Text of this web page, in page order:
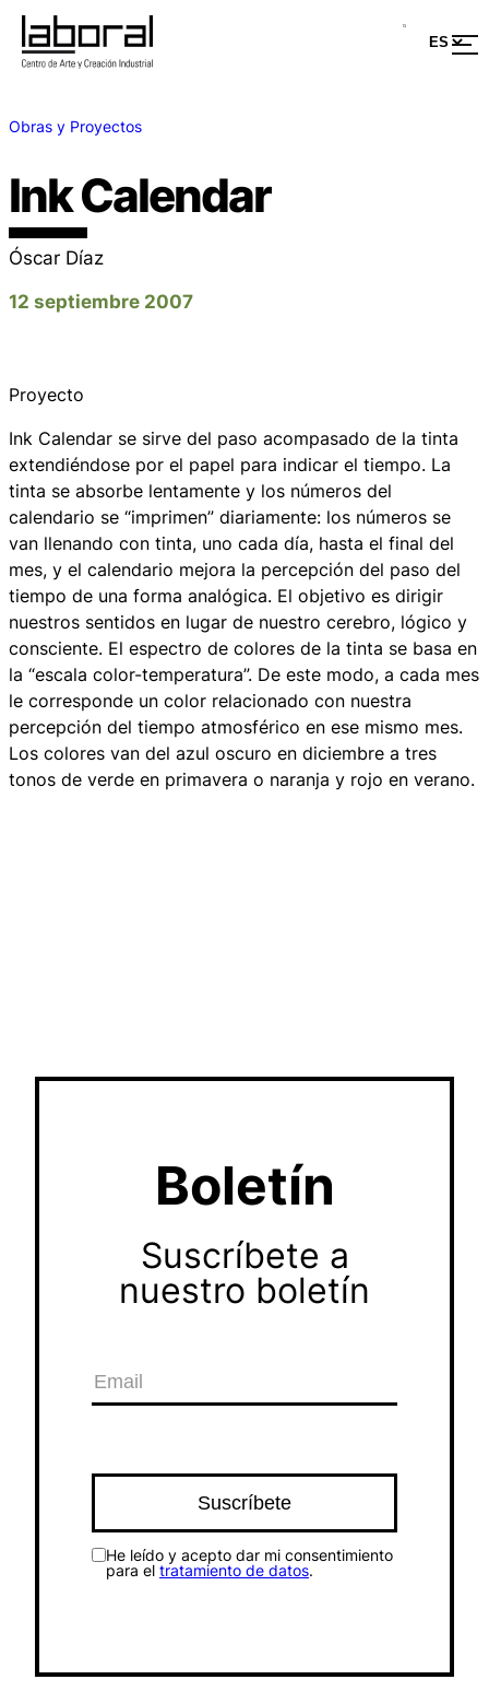
Obras y Proyectos
Ink Calendar
Óscar Díaz
12 septiembre 2007
Proyecto
Ink Calendar se sirve del paso acompasado de la tinta
extendiéndose por el papel para indicar el tiempo. La
tinta se absorbe lentamente y los números del
calendario se “imprimen” diariamente: los números se
van llenando con tinta, uno cada día, hasta el final del
mes, y el calendario mejora la percepción del paso del
tiempo de una forma analógica. El objetivo es dirigir
nuestros sentidos en lugar de nuestro cerebro, lógico y
consciente. El espectro de colores de la tinta se basa en
la “escala color-temperatura”. De este modo, a cada mes
le corresponde un color relacionado con nuestra
percepción del tiempo atmosférico en ese mismo mes.
Los colores van del azul oscuro en diciembre a tres
tonos de verde en primavera o naranja y rojo en verano.
Boletín
Suscríbete a
nuestro boletín
He leído y acepto dar mi consentimiento
para el tratamiento de datos.